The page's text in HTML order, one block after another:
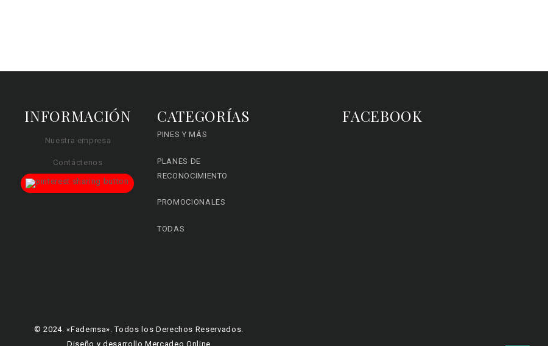
INFORMACIÓN
Nuestra empresa
Contáctenos
CATEGORÍAS
PINES Y MÁS
PLANES DE
RECONOCIMIENTO
PROMOCIONALES
TODAS
FACEBOOK
© 2024. «Fademsa». Todos los Derechos Reservados.
Diseño y desarrollo Mercadeo Online